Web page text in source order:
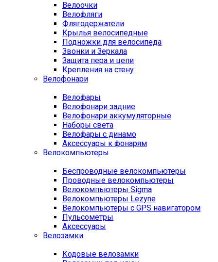
Велоочки
Велофляги
Флягодержатели
Крылья велосипедные
Подножки для велосипеда
Звонки и Зеркала
Защита пера и цепи
Крепления на стену
Велофонари
Велофары
Велофонари задние
Велофонари аккумуляторные
Наборы света
Велофары с динамо
Аксессуары к фонарям
Велокомпьютеры
Беспроводные велокомпьютеры
Проводные велокомпьютеры
Велокомпьютеры Sigma
Велокомпьютеры Lezyne
Велокомпьютеры с GPS навигатором
Пульсометры
Аксессуары
Велозамки
Кодовые велозамки